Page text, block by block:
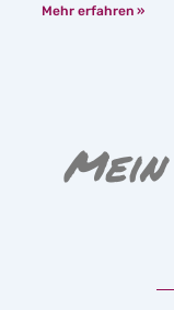
Mehr erfahren »